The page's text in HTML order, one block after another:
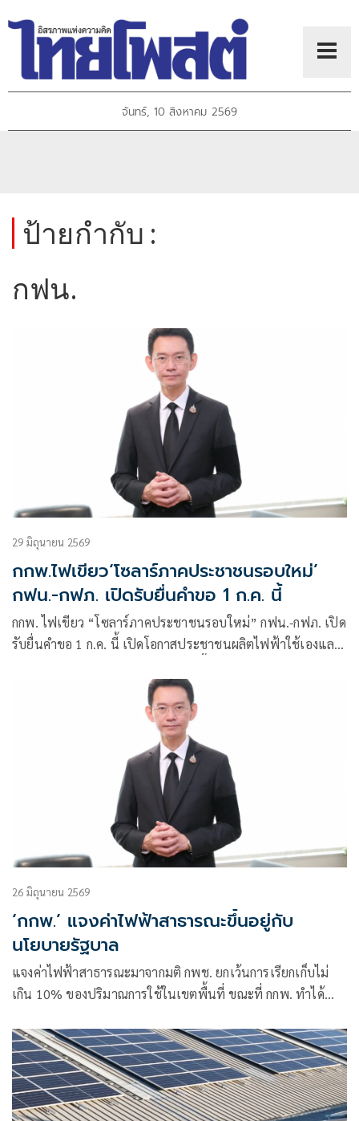
จันทร์, 10 สิงหาคม 2569
ป้ายกำกับ :
กฟน.
29 มิถุนายน 2569
กกพ.ไฟเขียว‘โซลาร์ภาคประชาชนรอบใหม่’
กฟน.-กฟภ. เปิดรับยื่นคำขอ 1 ก.ค. นี้
กกพ. ไฟเขียว “โซลาร์ภาคประชาชนรอบใหม่” กฟน.-กฟภ. เปิด
รับยื่นคำขอ 1 ก.ค. นี้ เปิดโอกาสประชาชนผลิตไฟฟ้าใช้เองและ
2.20 บาทต่อหน่วย ระยะเวลา 10 ปี
26 มิถุนายน 2569
‘กกพ.’ แจงค่าไฟฟ้าสาธารณะขึ้นอยู่กับ
นโยบายรัฐบาล
แจงค่าไฟฟ้าสาธารณะมาจากมติ กพช. ยกเว้นการเรียกเก็บไม่
เกิน 10% ของปริมาณการใช้ในเขตพื้นที่ ขณะที่ กกพ. ทำได้
ให้ ประชาชนแบกภาระเกินควร